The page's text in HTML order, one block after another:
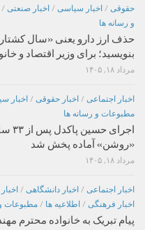
حقوقی / اخبار سیاسی / اخبار صنعتی /
و رسانه ها
حذف ارز دارو یعنی «سال کشتار
بنویسید؛ برای وزیر اقتصاد و
مرداد ۱۸, ۱۴۰۵
اخبار اجتماعی / اخبار حقوقی / اخبار
مطبوعات و رسانه ها
«روشن» آماده پخش شد
مرداد ۱۸, ۱۴۰۵
اخبار اجتماعی / اخبار دانشگاهی /
اخبار فرهنگی / اطلاعیه ها / مطبوعات
پیام تبریک به خانواده محترم